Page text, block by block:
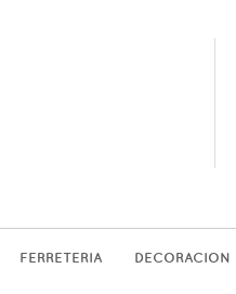
FERRETERIA DECORACION